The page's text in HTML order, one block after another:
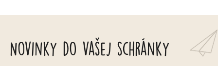
Novinky do vašej schránky